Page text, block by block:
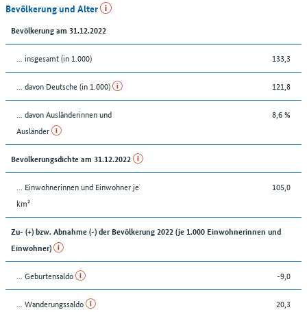
Bevölkerung und Alter
Bevölkerung am 31.12.2022
... insgesamt (in 1.000) 133,3
... davon Deutsche (in 1.000) 121,8
... davon Ausländerinnen und
Ausländer
8,6 %
Bevölkerungsdichte am 31.12.2022
… Einwohnerinnen und Einwohner je
km²
105,0
Zu- (+) bzw. Abnahme (-) der Bevölkerung 2022 (je 1.000 Einwohnerinnen und
Einwohner)
... Geburtensaldo -9,0
... Wanderungssaldo 20,3